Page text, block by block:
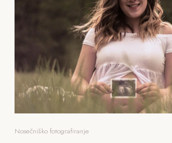
Nosečniško fotografiranje